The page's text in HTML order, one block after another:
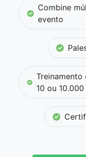
Combine
evento
Treinamento
10 ou